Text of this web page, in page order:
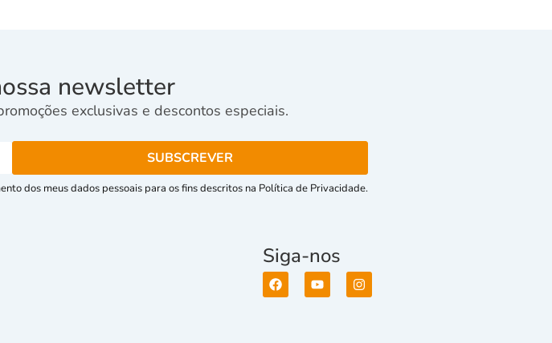
newsletter
exclusivas e descontos especiais.
dos meus dados pessoais para os fins descritos na Política de Privacidade.
Siga-nos